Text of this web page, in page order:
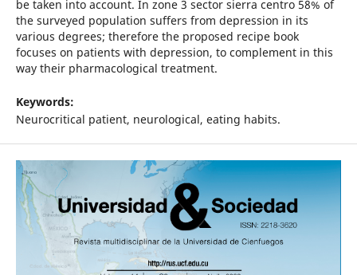
be taken into account. In zone 3 sector sierra centro 58% of
the surveyed population suffers from depression in its
various degrees; therefore the proposed recipe book
focuses on patients with depression, to complement in this
way their pharmacological treatment.
Keywords:
Neurocritical patient, neurological, eating habits.